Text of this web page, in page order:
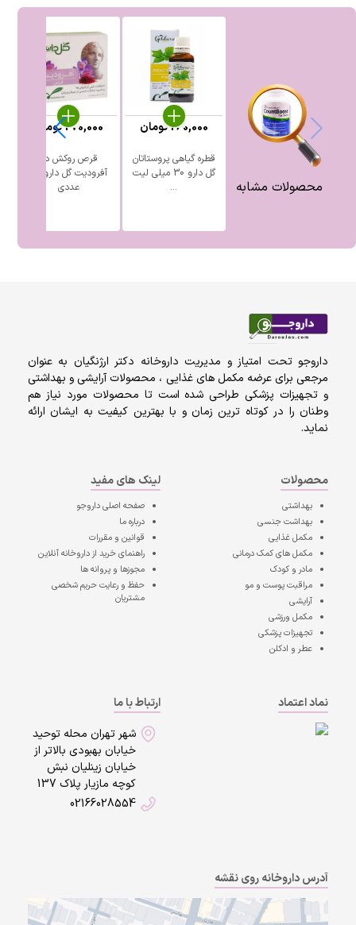
محصولات مشابه
قطره گیاهی پروستاتان
گل دارو 30 میلی لیت
...
260,000تومان
قرص روکش ‎دار
عددی
270,000تومان
داروجو تحت امتیاز و مدیریت داروخانه دکتر ارژنگیان به عنوان
مرجعی برای عرضه مکمل های غذایی ، محصولات آرایشی و بهداشتی
و تجهیزات پزشکی طراحی شده است تا محصولات مورد نیاز هم
وطنان را در کوتاه ترین زمان و با بهترین کیفیت به ایشان ارائه
نماید.
محصولات
بهداشتی
بهداشت جنسی
مکمل غذایی
مکمل های کمک درمانی
مادر و کودک
مراقبت پوست و مو
آرایشی
مکمل ورزشی
تجهیزات پزشکی
عطر و ادکلن
لینک های مفید
صفحه اصلیداروجو
درباره ما
قوانین و مقررات
راهنمای خرید از داروخانه آنلاین
مجوزها و پروانه ها
حفظ و رعایت حریم شخصی
مشتریان
نماد اعتماد
ارتباط با ما
شهر تهران محله توحید
خیابان بهبودی بالاتر از
خیابان زینلیان نبش
کوچه مازیار پلاک 137
02166028554
آدرس داروخانه روی نقشه